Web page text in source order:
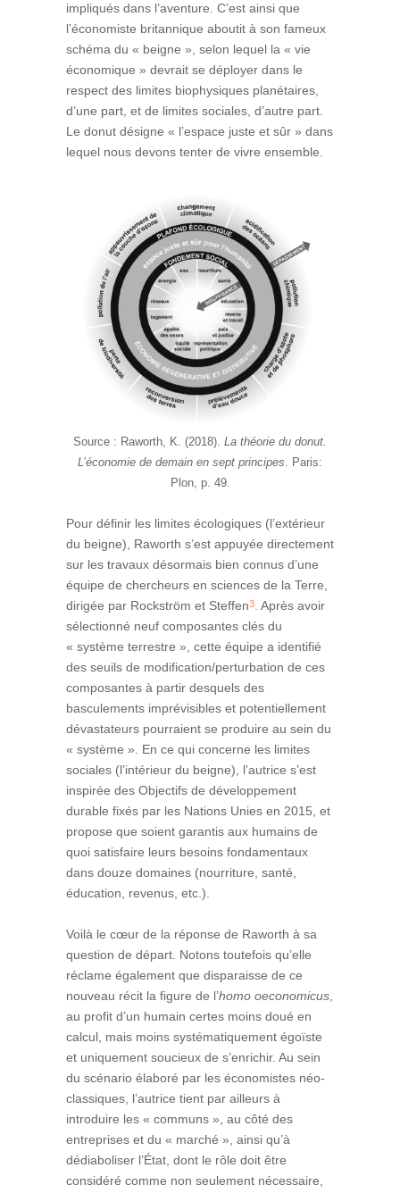
impliqués dans l’aventure. C’est ainsi que
l’économiste britannique aboutit à son fameux
schéma du « beigne », selon lequel la « vie
économique » devrait se déployer dans le
respect des limites biophysiques planétaires,
d’une part, et de limites sociales, d’autre part.
Le donut désigne « l’espace juste et sûr » dans
lequel nous devons tenter de vivre ensemble.
Source : Raworth, K. (2018). La théorie du donut.
L’économie de demain en sept principes. Paris:
Plon, p. 49.
Pour définir les limites écologiques (l’extérieur
du beigne), Raworth s’est appuyée directement
sur les travaux désormais bien connus d’une
équipe de chercheurs en sciences de la Terre,
dirigée par Rockström et Steffen3 . Après avoir
sélectionné neuf composantes clés du
« système terrestre », cette équipe a identifié
des seuils de modification/perturbation de ces
composantes à partir desquels des
basculements imprévisibles et potentiellement
dévastateurs pourraient se produire au sein du
« système ». En ce qui concerne les limites
sociales (l’intérieur du beigne), l’autrice s’est
inspirée des Objectifs de développement
durable fixés par les Nations Unies en 2015, et
propose que soient garantis aux humains de
quoi satisfaire leurs besoins fondamentaux
dans douze domaines (nourriture, santé,
éducation, revenus, etc.).
Voilà le cœur de la réponse de Raworth à sa
question de départ. Notons toutefois qu’elle
réclame également que disparaisse de ce
nouveau récit la figure de l’homo oeconomicus
au profit d’un humain certes moins doué en
calcul, mais moins systématiquement égoïste
et uniquement soucieux de s’enrichir. Au sein
du scénario élaboré par les économistes néo-
classiques, l’autrice tient par ailleurs à
introduire les « communs », au côté des
entreprises et du « marché », ainsi qu’à
dédiaboliser l’État, dont le rôle doit être
considéré comme non seulement nécessaire,